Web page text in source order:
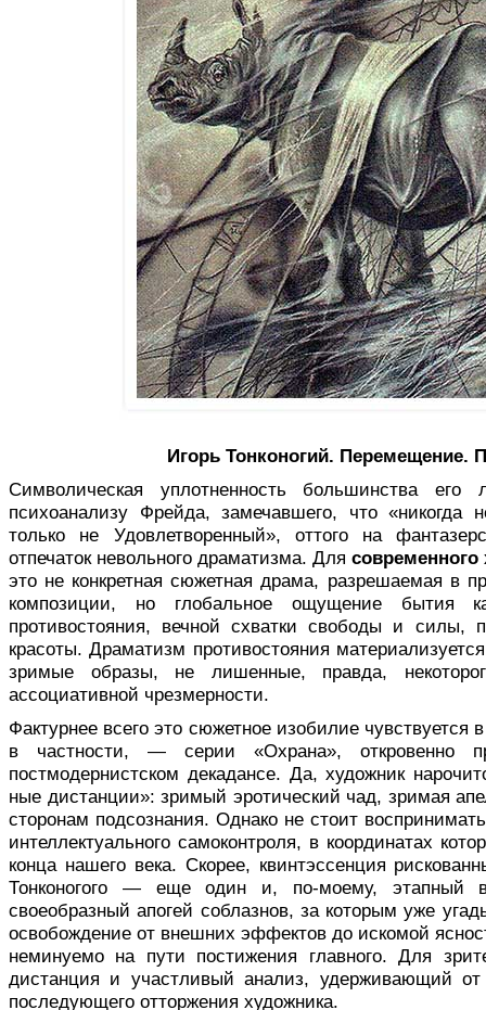
Игорь Тонконогий. Перемещение.
Символическая уплотненность боль­шинства его
психоанализу Фрейда, замечавшего, что «никогда
только не Удовлетворенный», оттого на
отпечаток невольного драматизма. Для современного
это не конкретная сюжетная драма, разрешаемая в
композиции, но глобальное ощущение бытия
противостояния, вечной схватки сво­боды и силы,
красоты. Драматизм противостояния
зримые образы, не лишенные, правда,
ассоциативной чрезмерности.
Фактурнее всего это сюжетное изоби­лие чувствуется
в частности, — серии «Охрана», откровенно
постмодернистском декадансе. Да, худож­ник
ные дистанции»: зримый эротический чад, зримая
сторонам подсознания. Однако не сто­ит
интеллектуального самоконтро­ля, в координатах
конца нашего века. Скорее, квинтэссенция
Тонконогого — еще один и, по-моему, этапный
своеобразный апогей соблазнов, за которым уже
освобождение от внешних эф­фектов до искомой
неминуемо на пути по­стижения главного. Для
дистанция и участливый анализ, удерживающий
последующего отторжения художника.